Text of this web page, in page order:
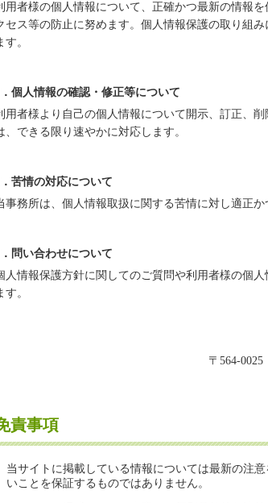
用者様の個人情報について、正確かつ最新の情報
セス等の防止に努めます。個人情報保護の取り組
す。
個人情報の確認・修正等について
用者様より自己の個人情報について開示、訂正、
、できる限り速やかに対応します。
苦情の対応について
事務所は、個人情報取扱に関する苦情に対し適正か
問い合わせについて
人情報保護方針に関してのご質問や利用者様の個
す。
〒564-
責事項
当サイトに掲載している情報については最新の注
いことを保証するものではありません。